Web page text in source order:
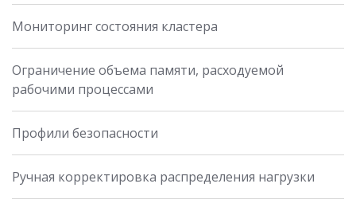
Мониторинг состояния кластера
Ограничение объема памяти, расходуемой
рабочими процессами
Профили безопасности
Ручная корректировка распределения нагрузки